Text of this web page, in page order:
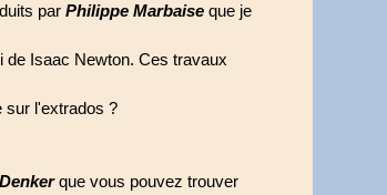
par Philippe Marbaise que je
de Isaac Newton. Ces travaux
sur l'extrados ?
que vous pouvez trouver